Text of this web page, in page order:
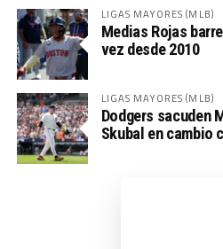
LIGAS MAYORES (MLB)
Medias Rojas
vez desde 2010
LIGAS MAYORES (MLB)
Dodgers sacuden
Skubal en cambio